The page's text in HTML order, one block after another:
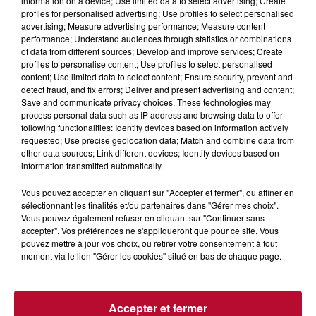
L'actu RTS dans le Sud Voir plus
profiles for personalised advertising; Use profiles to select personalised
advertising; Measure advertising performance; Measure content
performance; Understand audiences through statistics or combinations
of data from different sources; Develop and improve services; Create
profiles to personalise content; Use profiles to select personalised
content; Use limited data to select content; Ensure security, prevent and
detect fraud, and fix errors; Deliver and present advertising and content;
Save and communicate privacy choices. These technologies may
process personal data such as IP address and browsing data to offer
following functionalities: Identify devices based on information actively
requested; Use precise geolocation data; Match and combine data from
other data sources; Link different devices; Identify devices based on
information transmitted automatically.
Vous pouvez accepter en cliquant sur "Accepter et fermer", ou affiner en
sélectionnant les finalités et/ou partenaires dans "Gérer mes choix".
Vous pouvez également refuser en cliquant sur "Continuer sans
accepter". Vos préférences ne s'appliqueront que pour ce site. Vous
pouvez mettre à jour vos choix, ou retirer votre consentement à tout
moment via le lien "Gérer les cookies" situé en bas de chaque page.
Accepter et fermer